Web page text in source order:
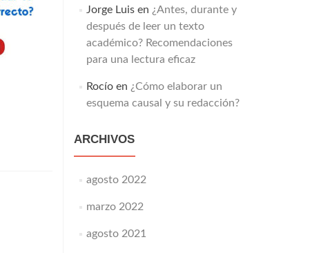
Jorge Luisen ¿Antes, durante y
después de leer un texto
académico? Recomendaciones
para una lectura eficaz
Rocíoen ¿Cómo elaborar un
esquema causal y su redacción?
ARCHIVOS
agosto 2022
marzo 2022
agosto 2021